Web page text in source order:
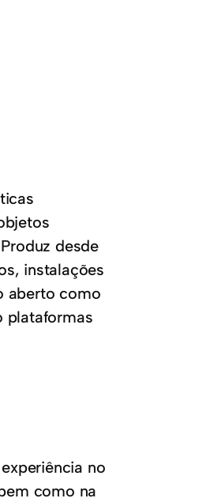
desde
instalações
aberto como
plataformas
no
como na